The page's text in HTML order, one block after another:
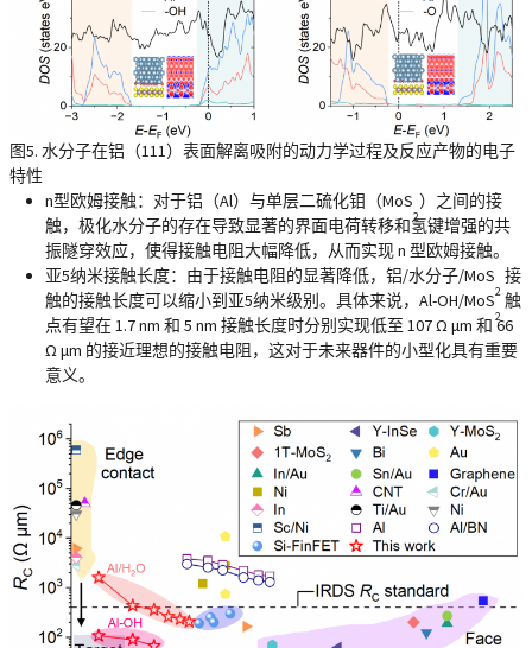
图5. 水分子在铝（111）表面解离吸附的动力学过程及反应产物的电子
特性
n型欧姆接触：对于铝（Al）与单层二硫化钼（MoS
2
）之间的接
触，极化水分子的存在导致显著的界面电荷转移和氢键增强的共
振隧穿效应，使得接触电阻大幅降低，从而实现 n 型欧姆接触。
亚5纳米接触长度：由于接触电阻的显著降低，铝/水分子/MoS
2
接
触的接触长度可以缩小到亚5纳米级别。具体来说，Al-OH/MoS
2
触
点有望在 1.7 nm 和 5 nm 接触长度时分别实现低至 107 Ω μm 和 66
Ω μm 的接近理想的接触电阻，这对于未来器件的小型化具有重要
意义。